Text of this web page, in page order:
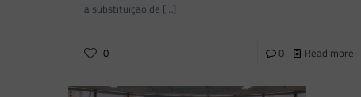
a substituição de […]
0 0 Read more